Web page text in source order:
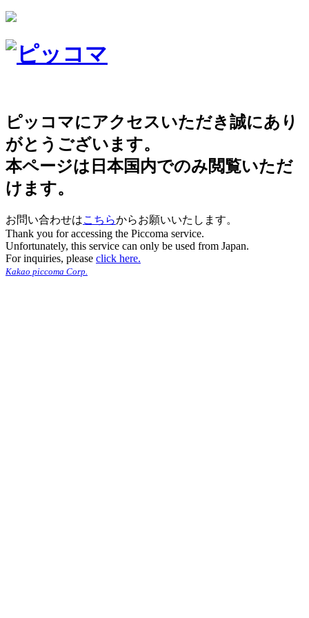
ピッコマにアクセスいただき誠にあり
がとうございます。
本ページは日本国内でのみ閲覧いただ
けます。
お問い合わせはこちらからお願いいたします。
Thank you for accessing the Piccoma service.
Unfortunately, this service can only be used from Japan.
For inquiries, please click here.
Kakao piccoma Corp.